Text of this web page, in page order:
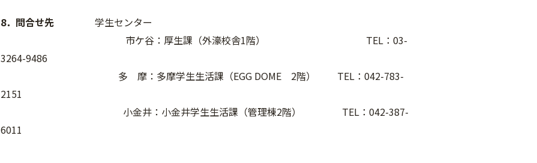
8．問合せ先
学生センター
市ケ谷：厚生課（外濠校舎1階） TEL：03-
3264-9486
多 摩：多摩学生生活課（EGG DOME 2階） TEL：042-783-
2151
小金井：小金井学生生活課（管理棟2階） TEL：042-387-
6011